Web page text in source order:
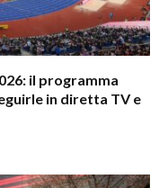
il programma
in diretta TV e